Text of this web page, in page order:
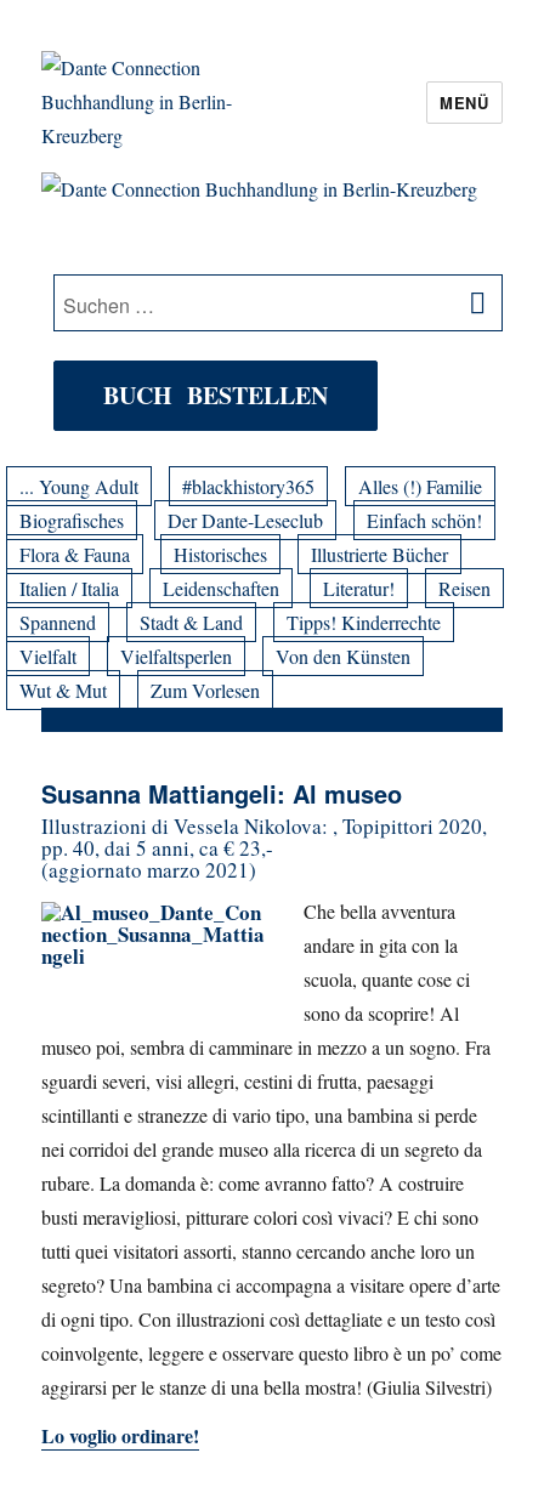
Dante Connection Buchhandlung in
MENÜ
Suche
nach:
BUCH BESTELLEN
... Young Adult #blackhistory365
Alles (!) Familie
Biografisches
Der Dante-Leseclub
Einfach schön!
Flora & Fauna
Historisches
Illustrierte Bücher
Italien / Italia
Leidenschaften Literatur!
Reisen
Spannend
Stadt & Land
Tipps! Kinderrechte
Vielfalt
Vielfaltsperlen
Von den Künsten
Wut & Mut
Zum Vorlesen
Susanna Mattiangeli: Al museo
Illustrazioni di Vessela Nikolova: , Topipittori 2020,
pp. 40, dai 5 anni, ca € 23,-
(aggiornato marzo 2021)
Che bella avventura
andare in gita con la
scuola, quante cose ci
sono da scoprire! Al
museo poi, sembra di camminare in mezzo a un sogno. Fra
sguardi severi, visi allegri, cestini di frutta, paesaggi
scintillanti e stranezze di vario tipo, una bambina si perde
nei corridoi del grande museo alla ricerca di un segreto da
rubare. La domanda è: come avranno fatto? A costruire
busti meravigliosi, pitturare colori così vivaci? E chi sono
tutti quei visitatori assorti, stanno cercando anche loro un
segreto? Una bambina ci accompagna a visitare opere d’arte
di ogni tipo. Con illustrazioni così dettagliate e un testo così
coinvolgente, leggere e osservare questo libro è un po’ come
aggirarsi per le stanze di una bella mostra! (Giulia Silvestri)
Lo voglio ordinare!